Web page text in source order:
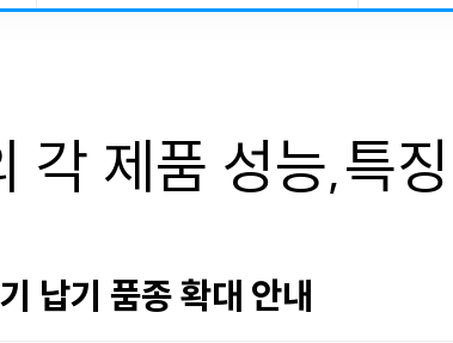
각 제품 성능,특
납기 품종 확대 안내